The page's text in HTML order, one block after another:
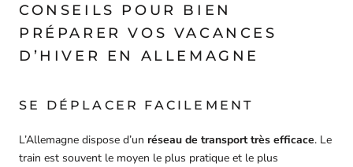
CONSEILS POUR BIEN
PRÉPARER VOS VACANCES
D’HIVER EN ALLEMAGNE
SE DÉPLACER FACILEMENT
L’Allemagne dispose d’un réseau de transport très efficace. Le
train est souvent le moyen le plus pratique et le plus